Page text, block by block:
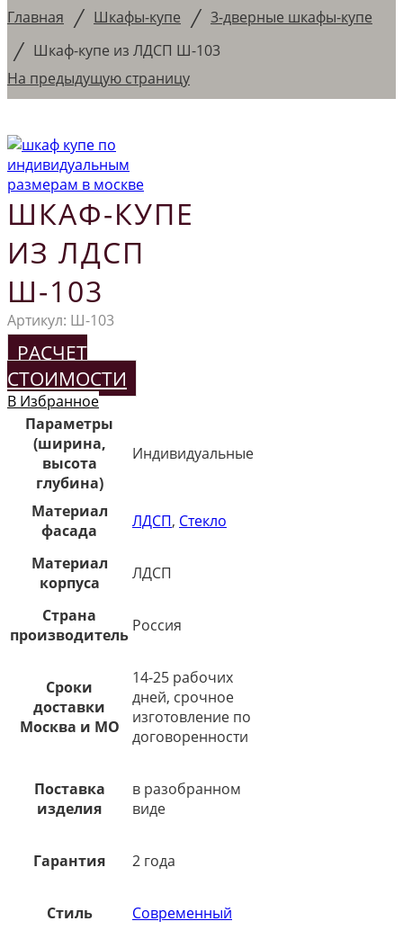
Главная / Шкафы-купе / 3-дверные шкафы-купе
/ Шкаф-купе из ЛДСП Ш-103
На предыдущую страницу
ШКАФ-КУПЕ
ИЗ ЛДСП
Ш-103
Артикул: Ш-103
РАСЧЕТ
СТОИМОСТИ
В Избранное
Параметры
(ширина,
высота
глубина)
Индивидуальные
Материал
фасада
ЛДСП, Стекло
Материал
корпуса
ЛДСП
Страна
производитель Россия
Сроки
доставки
Москва и МО
14-25 рабочих
дней, срочное
изготовление по
договоренности
Поставка
изделия
в разобранном
виде
Гарантия 2 года
Стиль
Современный